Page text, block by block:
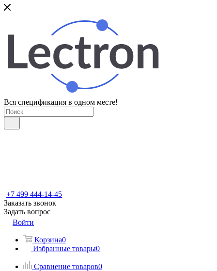
Вся спецификация в одном месте!
+7 499 444-14-45
Заказать звонок
Задать вопрос
Войти
Корзина0
Избранные товары0
Сравнение товаров0